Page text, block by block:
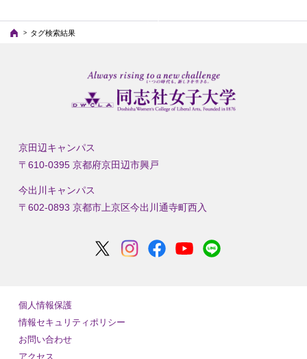
ジ）
タグ検索結果
京田辺キャンパス
〒610-0395 京都府京田辺市興戸
今出川キャンパス
〒602-0893 京都市上京区今出川通寺町西入
個人情報保護
情報セキュリティポリシー
お問い合わせ
アクセス